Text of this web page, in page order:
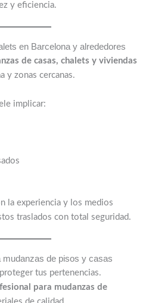
y eficiencia.
en Barcelona y alrededores
de casas, chalets y viviendas
y zonas cercanas.
implicar:
la experiencia y los medios
traslados con total seguridad.
mudanzas de pisos y casas
tus pertenencias.
para mudanzas de